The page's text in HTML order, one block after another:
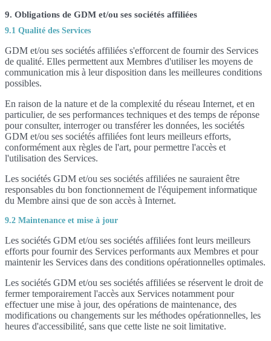
9. Obligations de GDM et/ou ses sociétés affiliées
9.1 Qualité des Services
GDM et/ou ses sociétés affiliées s'efforcent de fournir des Services
de qualité. Elles permettent aux Membres d'utiliser les moyens de
communication mis à leur disposition dans les meilleures conditions
possibles.
En raison de la nature et de la complexité du réseau Internet, et en
particulier, de ses performances techniques et des temps de réponse
pour consulter, interroger ou transférer les données, les sociétés
GDM et/ou ses sociétés affiliées font leurs meilleurs efforts,
conformément aux règles de l'art, pour permettre l'accès et
l'utilisation des Services.
Les sociétés GDM et/ou ses sociétés affiliées ne sauraient être
responsables du bon fonctionnement de l'équipement informatique
du Membre ainsi que de son accès à Internet.
9.2 Maintenance et mise à jour
Les sociétés GDM et/ou ses sociétés affiliées font leurs meilleurs
efforts pour fournir des Services performants aux Membres et pour
maintenir les Services dans des conditions opérationnelles optimales.
Les sociétés GDM et/ou ses sociétés affiliées se réservent le droit de
fermer temporairement l'accès aux Services notamment pour
effectuer une mise à jour, des opérations de maintenance, des
modifications ou changements sur les méthodes opérationnelles, les
heures d'accessibilité, sans que cette liste ne soit limitative.